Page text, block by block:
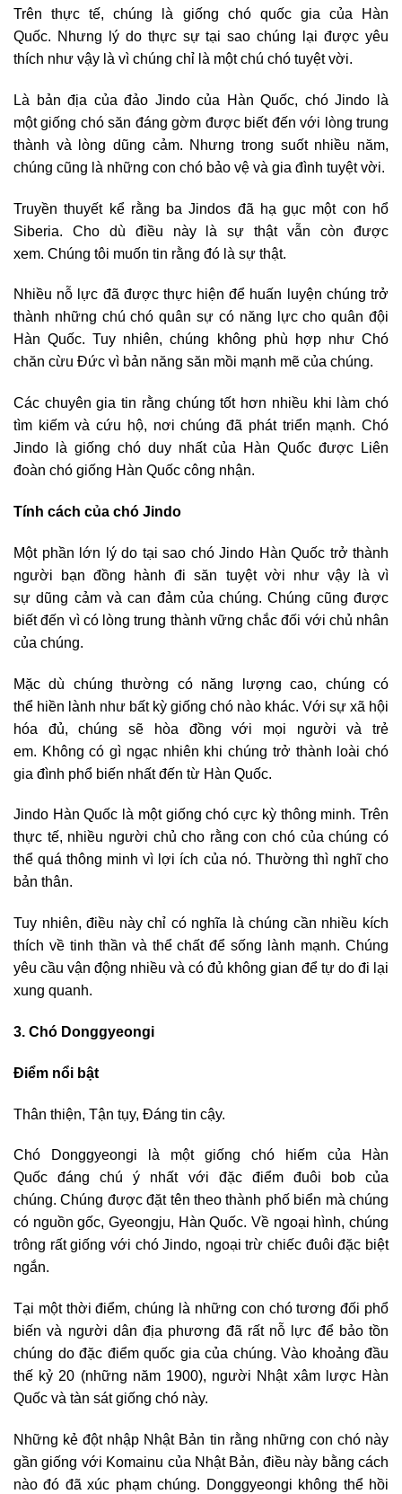
Trên thực tế, chúng là giống chó quốc gia của Hàn
Quốc. Nhưng lý do thực sự tại sao chúng lại được yêu
thích như vậy là vì chúng chỉ là một chú chó tuyệt vời.
Là bản địa của đảo Jindo của Hàn Quốc, chó Jindo là
một giống chó săn đáng gờm được biết đến với lòng trung
thành và lòng dũng cảm. Nhưng trong suốt nhiều năm,
chúng cũng là những con chó bảo vệ và gia đình tuyệt vời.
Truyền thuyết kể rằng ba Jindos đã hạ gục một con hổ
Siberia. Cho dù điều này là sự thật vẫn còn được
xem. Chúng tôi muốn tin rằng đó là sự thật.
Nhiều nỗ lực đã được thực hiện để huấn luyện chúng trở
thành những chú chó quân sự có năng lực cho quân đội
Hàn Quốc. Tuy nhiên, chúng không phù hợp như Chó
chăn cừu Đức vì bản năng săn mồi mạnh mẽ của chúng.
Các chuyên gia tin rằng chúng tốt hơn nhiều khi làm chó
tìm kiếm và cứu hộ, nơi chúng đã phát triển mạnh. Chó
Jindo là giống chó duy nhất của Hàn Quốc được Liên
đoàn chó giống Hàn Quốc công nhận.
Tính cách của chó Jindo
Một phần lớn lý do tại sao chó Jindo Hàn Quốc trở thành
người bạn đồng hành đi săn tuyệt vời như vậy là vì
sự dũng cảm và can đảm của chúng. Chúng cũng được
biết đến vì có lòng trung thành vững chắc đối với chủ nhân
của chúng.
Mặc dù chúng thường có năng lượng cao, chúng có
thể hiền lành như bất kỳ giống chó nào khác. Với sự xã hội
hóa đủ, chúng sẽ hòa đồng với mọi người và trẻ
em. Không có gì ngạc nhiên khi chúng trở thành loài chó
gia đình phổ biến nhất đến từ Hàn Quốc.
Jindo Hàn Quốc là một giống chó cực kỳ thông minh. Trên
thực tế, nhiều người chủ cho rằng con chó của chúng có
thể quá thông minh vì lợi ích của nó. Thường thì nghĩ cho
bản thân.
Tuy nhiên, điều này chỉ có nghĩa là chúng cần nhiều kích
thích về tinh thần và thể chất để sống lành mạnh. Chúng
yêu cầu vận động nhiều và có đủ không gian để tự do đi lại
xung quanh.
3. Chó Donggyeongi
Điểm nổi bật
Thân thiện, Tận tụy, Đáng tin cậy.
Chó Donggyeongi là một giống chó hiếm của Hàn
Quốc đáng chú ý nhất với đặc điểm đuôi bob của
chúng. Chúng được đặt tên theo thành phố biển mà chúng
có nguồn gốc, Gyeongju, Hàn Quốc. Về ngoại hình, chúng
trông rất giống với chó Jindo, ngoại trừ chiếc đuôi đặc biệt
ngắn.
Tại một thời điểm, chúng là những con chó tương đối phổ
biến và người dân địa phương đã rất nỗ lực để bảo tồn
chúng do đặc điểm quốc gia của chúng. Vào khoảng đầu
thế kỷ 20 (những năm 1900), người Nhật xâm lược Hàn
Quốc và tàn sát giống chó này.
Những kẻ đột nhập Nhật Bản tin rằng những con chó này
gần giống với Komainu của Nhật Bản, điều này bằng cách
nào đó đã xúc phạm chúng. Donggyeongi không thể hồi